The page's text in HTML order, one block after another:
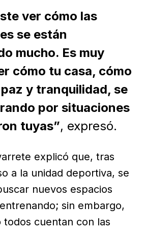
ver cómo las
se están
mucho. Es muy
cómo tu casa, cómo
y tranquilidad, se
por situaciones
tuyas”, expresó.
explicó que, tras
a la unidad deportiva, se
nuevos espacios
sin embargo,
todos cuentan con las